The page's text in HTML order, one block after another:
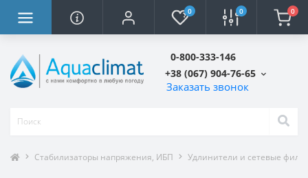
0 0 0
0-800-333-146
+38 (067) 904-76-65
Заказать звонок
Стабилизаторы напряжения, ИБП Удлинители и сетевые